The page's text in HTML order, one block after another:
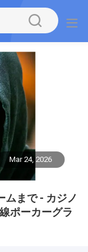
Mar 24, 2026
ムまで - カジノ
ポーカーグラ